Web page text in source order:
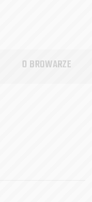
O BROWARZE